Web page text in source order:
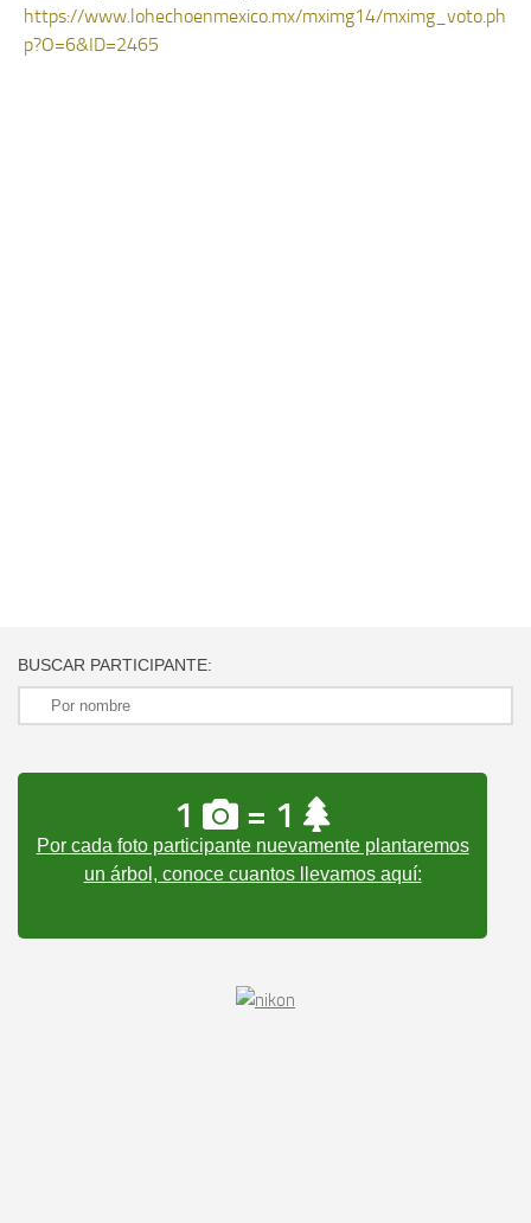
https://www.lohechoenmexico.mx/mximg14/mximg_voto.ph
p?O=6&ID=2465
BUSCAR PARTICIPANTE:
1 = 1
Por cada foto participante nuevamente plantaremos
un árbol, conoce cuantos llevamos aquí: